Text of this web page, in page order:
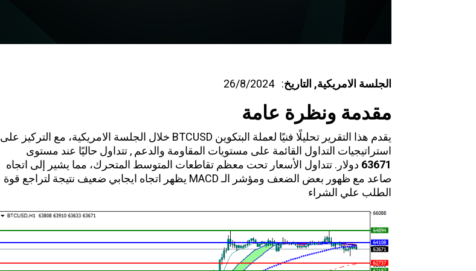
الجلسة الامريكية, التاريخ: 26/8/2024
مقدمة ونظرة عامة
يقدم هذا التقريرتحليلًا فنيًا لعملة البتكوين BTCUSD خلال الجلسة الامريكية، مع التركيز على
استراتيجيات التداول القائمة على مستويات المقاومة والدعم , تتداول حاليًا عند مستوى
63671 دولار. تتداول الأسعار تحت معظم تقاطعات المتوسط المتحرك، مما يشير إلى اتجاه
صاعد مع ظهور بعض الضعف ومؤشر الـ MACD يظهر اتجاه ايجابي ضعيف نتيجة لتراجع قوة
الطلب علي الشراء